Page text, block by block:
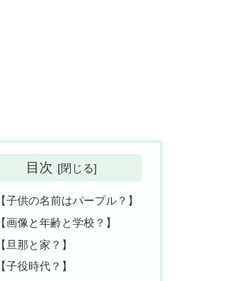
目次
【子供の名前はパープル？】
【画像と年齢と学校？】
【旦那と家？】
【子役時代？】